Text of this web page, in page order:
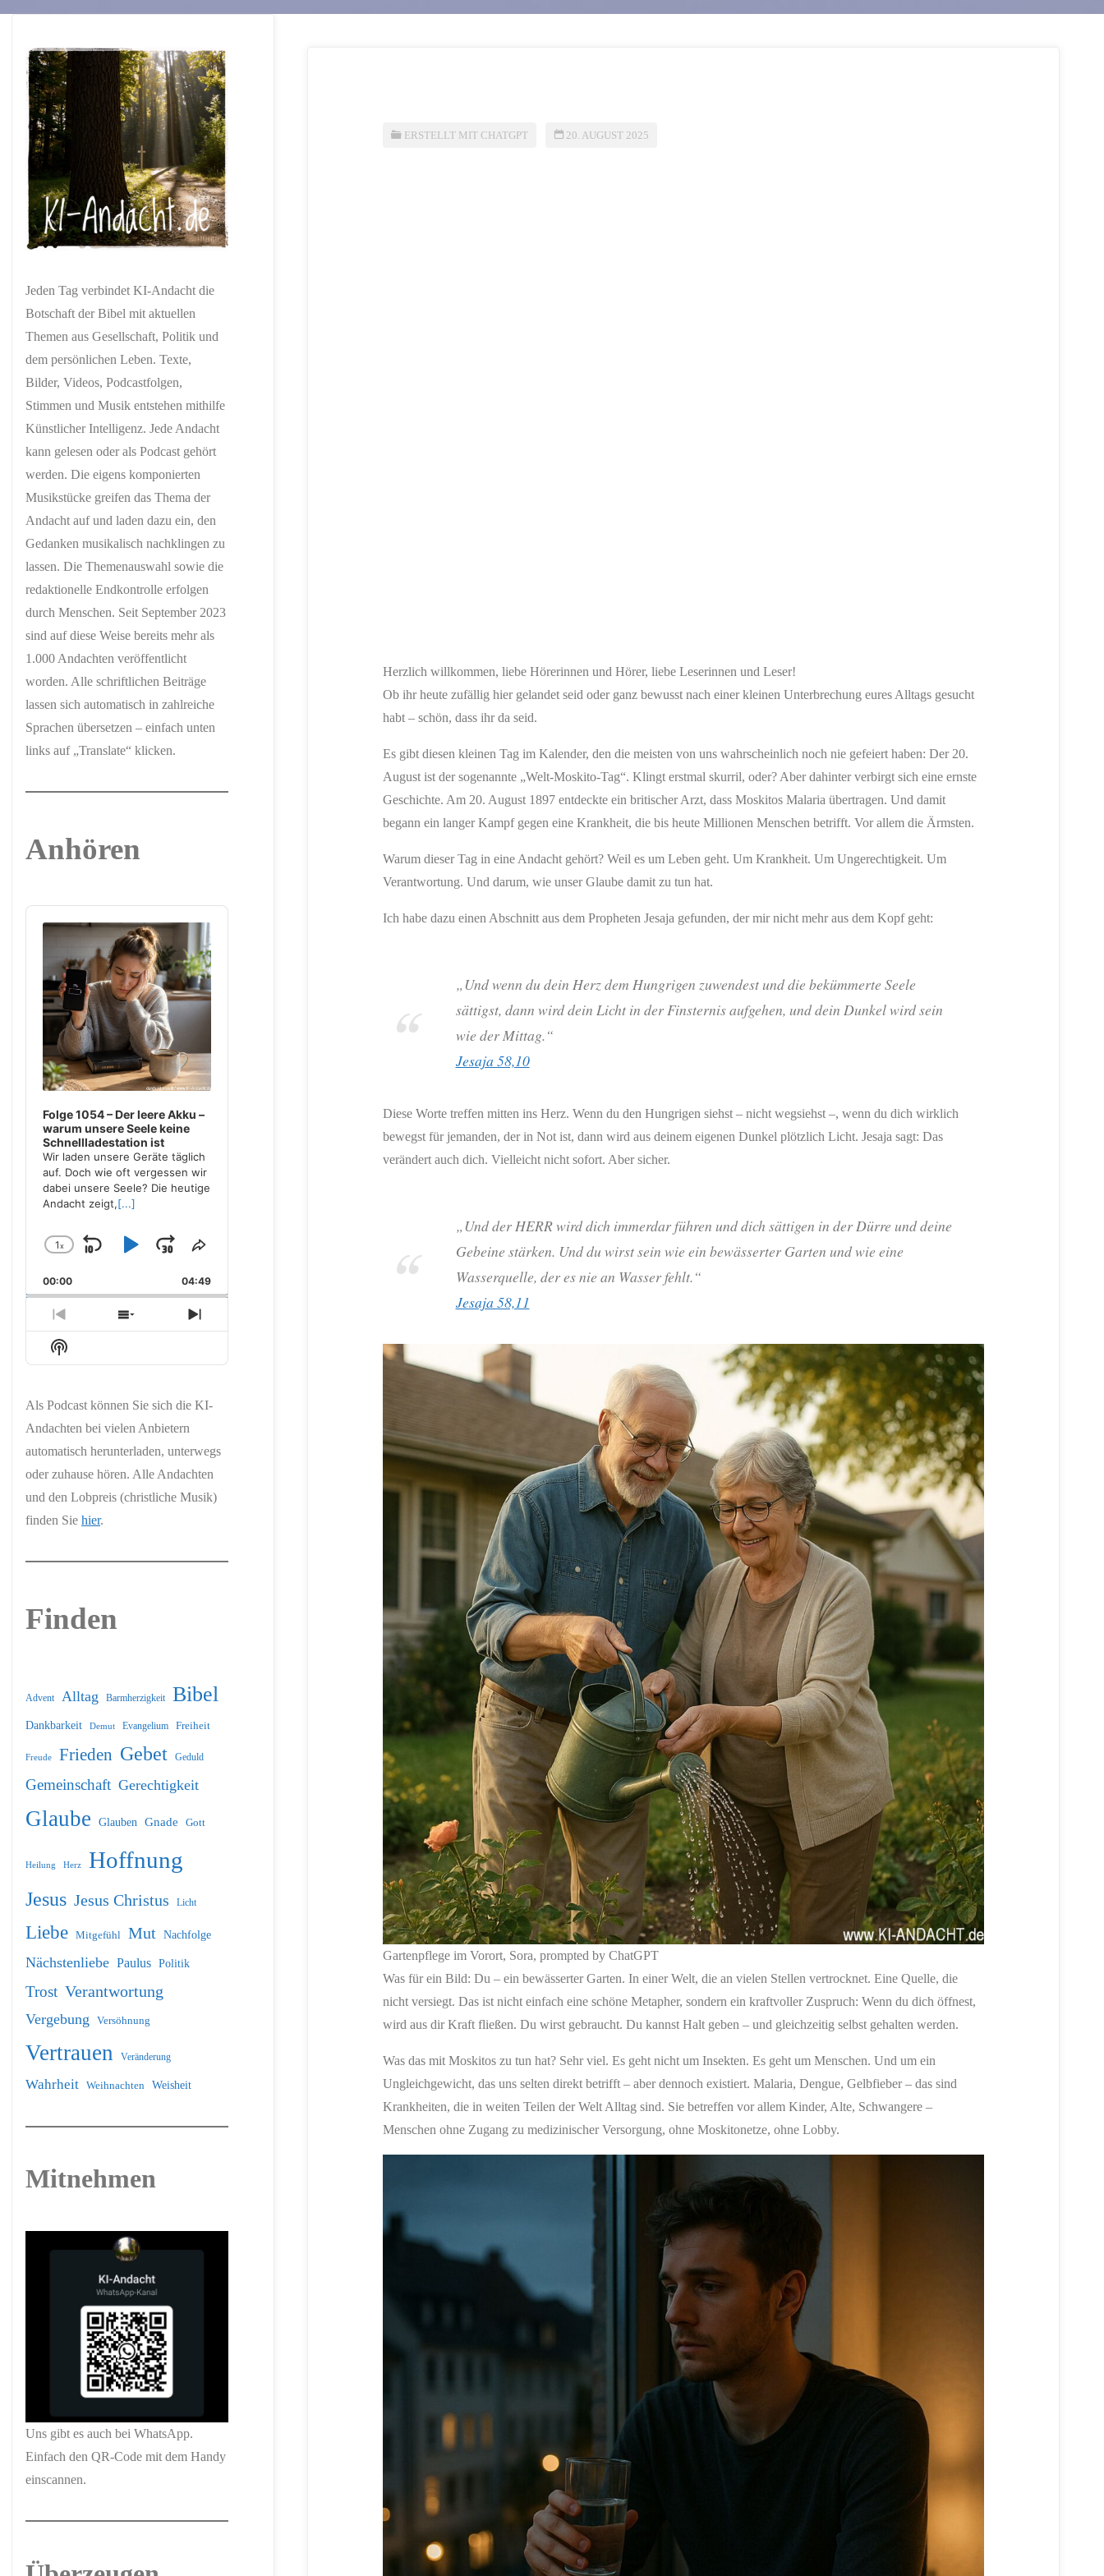
ERSTELLT MIT CHATGPT 20. AUGUST 2025
Herzlich willkommen, liebe Hörerinnen und Hörer, liebe Leserinnen und Leser!
Ob ihr heute zufällig hier gelandet seid oder ganz bewusst nach einer kleinen Unterbrechung eures Alltags gesucht
habt – schön, dass ihr da seid.
Es gibt diesen kleinen Tag im Kalender, den die meisten von uns wahrscheinlich noch nie gefeiert haben: Der 20.
August ist der sogenannte „Welt-Moskito-Tag“. Klingt erstmal skurril, oder? Aber dahinter verbirgt sich eine ernste
Geschichte. Am 20. August 1897 entdeckte ein britischer Arzt, dass Moskitos Malaria übertragen. Und damit
begann ein langer Kampf gegen eine Krankheit, die bis heute Millionen Menschen betrifft. Vor allem die Ärmsten.
Warum dieser Tag in eine Andacht gehört? Weil es um Leben geht. Um Krankheit. Um Ungerechtigkeit. Um
Verantwortung. Und darum, wie unser Glaube damit zu tun hat.
Ich habe dazu einen Abschnitt aus dem Propheten Jesaja gefunden, der mir nicht mehr aus dem Kopf geht:
„Und wenn du dein Herz dem Hungrigen zuwendest und die bekümmerte Seele
sättigst, dann wird dein Licht in der Finsternis aufgehen, und dein Dunkel wird sein
wie der Mittag.“
Jesaja 58,10
Diese Worte treffen mitten ins Herz. Wenn du den Hungrigen siehst – nicht wegsiehst –, wenn du dich wirklich
bewegst für jemanden, der in Not ist, dann wird aus deinem eigenen Dunkel plötzlich Licht. Jesaja sagt: Das
verändert auch dich. Vielleicht nicht sofort. Aber sicher.
„Und der HERR wird dich immerdar führen und dich sättigen in der Dürre und deine
Gebeine stärken. Und du wirst sein wie ein bewässerter Garten und wie eine
Wasserquelle, der es nie an Wasser fehlt.“
Jesaja 58,11
Gartenpflege im Vorort, Sora, prompted by ChatGPT
Was für ein Bild: Du – ein bewässerter Garten. In einer Welt, die an vielen Stellen vertrocknet. Eine Quelle, die
nicht versiegt. Das ist nicht einfach eine schöne Metapher, sondern ein kraftvoller Zuspruch: Wenn du dich öffnest,
wird aus dir Kraft fließen. Du wirst gebraucht. Du kannst Halt geben – und gleichzeitig selbst gehalten werden.
Was das mit Moskitos zu tun hat? Sehr viel. Es geht nicht um Insekten. Es geht um Menschen. Und um ein
Ungleichgewicht, das uns selten direkt betrifft – aber dennoch existiert. Malaria, Dengue, Gelbfieber – das sind
Krankheiten, die in weiten Teilen der Welt Alltag sind. Sie betreffen vor allem Kinder, Alte, Schwangere –
Menschen ohne Zugang zu medizinischer Versorgung, ohne Moskitonetze, ohne Lobby.
Jeden Tag verbindet KI-Andacht die
Botschaft der Bibel mit aktuellen
Themen aus Gesellschaft, Politik und
dem persönlichen Leben. Texte,
Bilder, Videos, Podcastfolgen,
Stimmen und Musik entstehen mithilfe
Künstlicher Intelligenz. Jede Andacht
kann gelesen oder als Podcast gehört
werden. Die eigens komponierten
Musikstücke greifen das Thema der
Andacht auf und laden dazu ein, den
Gedanken musikalisch nachklingen zu
lassen. Die Themenauswahl sowie die
redaktionelle Endkontrolle erfolgen
durch Menschen. Seit September 2023
sind auf diese Weise bereits mehr als
1.000 Andachten veröffentlicht
worden. Alle schriftlichen Beiträge
lassen sich automatisch in zahlreiche
Sprachen übersetzen – einfach unten
links auf „Translate“ klicken.
Anhören
Audio
Player
Folge 1054 – Der leere Akku –
warum unsere Seele keine
Schnellladestation ist
Wir laden unsere Geräte täglich
auf. Doch wie oft vergessen wir
dabei unsere Seele? Die heutige
Andacht zeigt,[...]
Change
Rate
1x
Skip
Backward
Play
Pause
Jump
Forward
Share
Episode
00:00 04:49
Previous
Episode
Show
Episodes
Next
Episode
Show
Podcast
Als Podcast können Sie sich die KI-
Andachten bei vielen Anbietern
automatisch herunterladen, unterwegs
oder zuhause hören. Alle Andachten
und den Lobpreis (christliche Musik)
finden Sie hier.
Finden
Advent Alltag Barmherzigkeit Bibel
Dankbarkeit Demut Evangelium Freiheit
Freude Frieden Gebet Geduld
Gemeinschaft Gerechtigkeit
Glaube Glauben Gnade Gott
Heilung Herz Hoffnung
Jesus Jesus Christus Licht
Liebe Mitgefühl Mut Nachfolge
Nächstenliebe Paulus Politik
Trost Verantwortung
Vergebung Versöhnung
Vertrauen Veränderung
Wahrheit Weihnachten Weisheit
Mitnehmen
Uns gibt es auch bei WhatsApp.
Einfach den QR-Code mit dem Handy
einscannen.